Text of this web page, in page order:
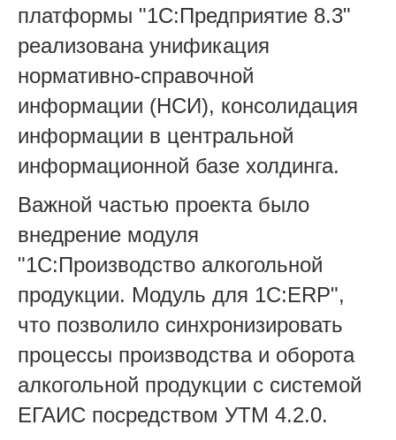
платформы "1С:Предприятие 8.3"
реализована унификация
нормативно-справочной
информации (НСИ), консолидация
информации в центральной
информационной базе холдинга.
Важной частью проекта было
внедрение модуля
"1С:Производство алкогольной
продукции. Модуль для 1С:ERP",
что позволило синхронизировать
процессы производства и оборота
алкогольной продукции с системой
ЕГАИС посредством УТМ 4.2.0.